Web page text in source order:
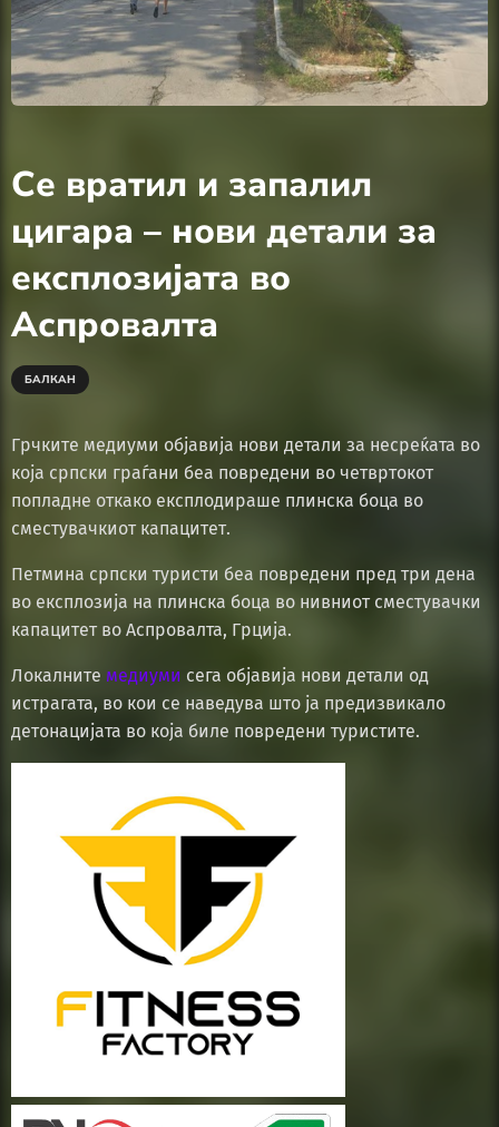
Се вратил и запалил
цигара – нови детали за
експлозијата во
Аспровалта
БАЛКАН
Грчките медиуми објавија нови детали за несреќата во
која српски граѓани беа повредени во четвртокот
попладне откако експлодираше плинска боца во
сместувачкиот капацитет.
Петмина српски туристи беа повредени пред три дена
во експлозија на плинска боца во нивниот сместувачки
капацитет во Аспровалта, Грција.
Локалните медиуми сега објавија нови детали од
истрагата, во кои се наведува што ја предизвикало
детонацијата во која биле повредени туристите.